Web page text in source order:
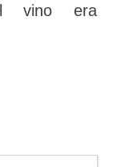
vino era